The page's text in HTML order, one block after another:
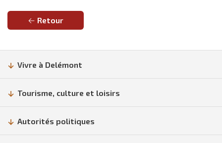
Retour
Vivre à Delémont
Tourisme, culture et loisirs
Autorités politiques